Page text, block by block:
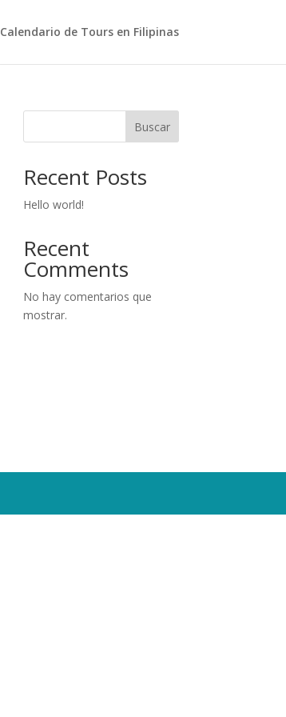
Calendario de Tours en Filipinas
Buscar
Recent Posts
Hello world!
Recent
Comments
No hay comentarios que
mostrar.